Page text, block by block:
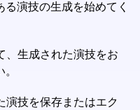
演技の生成を始めてく
、生成された演技をお
演技を保存またはエク